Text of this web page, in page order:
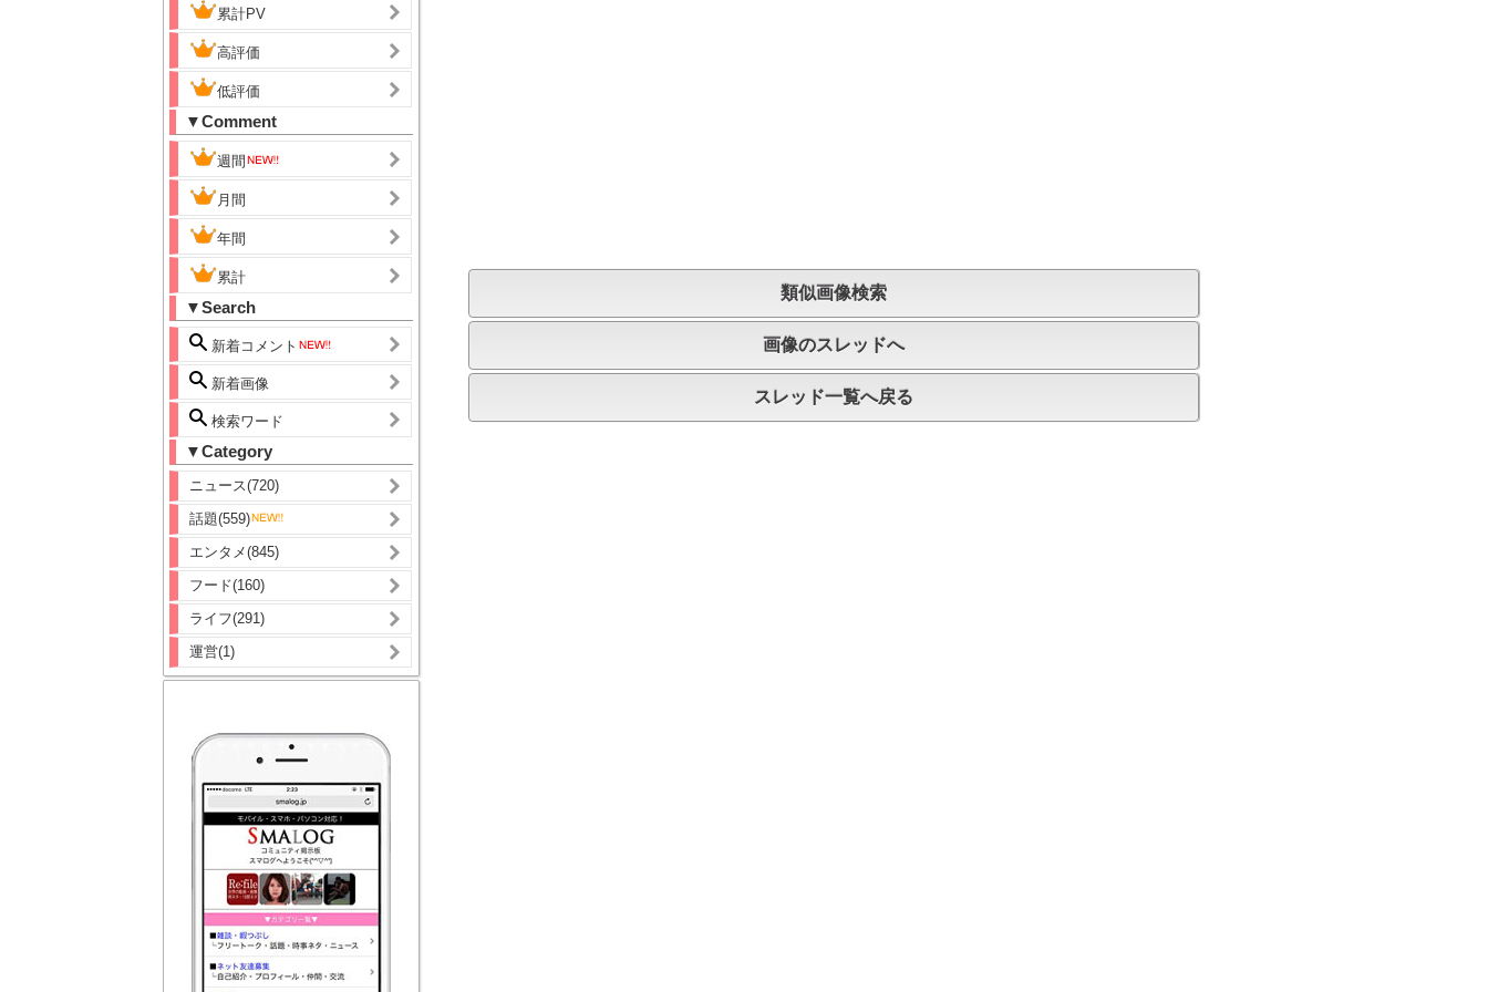
累計PV
高評価
低評価
▼Comment
週間
月間
年間
累計
▼Search
新着コメント
新着画像
検索ワード
▼Category
ニュース(720)
話題(559)
エンタメ(845)
フード(160)
ライフ(291)
運営(1)
類似画像検索
画像のスレッドへ
スレッド一覧へ戻る